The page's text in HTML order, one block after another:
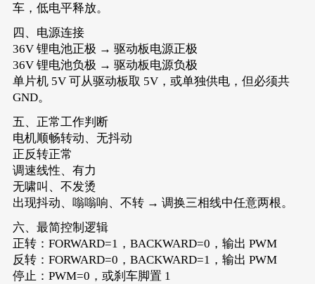
车，低电平释放。
四、电源连接
36V 锂电池正极 → 驱动板电源正极
36V 锂电池负极 → 驱动板电源负极
单片机 5V 可从驱动板取 5V，或单独供电，但必须共
GND。
五、正常工作判断
电机顺畅转动、无抖动
正反转正常
调速线性、有力
无啸叫、不发烫
出现抖动、嗡嗡响、不转 → 调换三相线中任意两根。
六、最简控制逻辑
正转：FORWARD=1，BACKWARD=0，输出 PWM
反转：FORWARD=0，BACKWARD=1，输出 PWM
停止：PWM=0，或刹车脚置 1